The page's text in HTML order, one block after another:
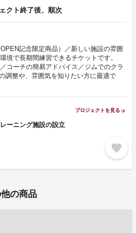
クト終了後、順次
記念限定商品）／新しい施設の雰囲
境で長期間練習できるチケットです。
コーチの簡易アドバイス／ジムでのクラ
調整や、雰囲気を知りたい方に最適で
プロジェクトを見る arrow_forward
ーニング施設の設立
favorite
の商品